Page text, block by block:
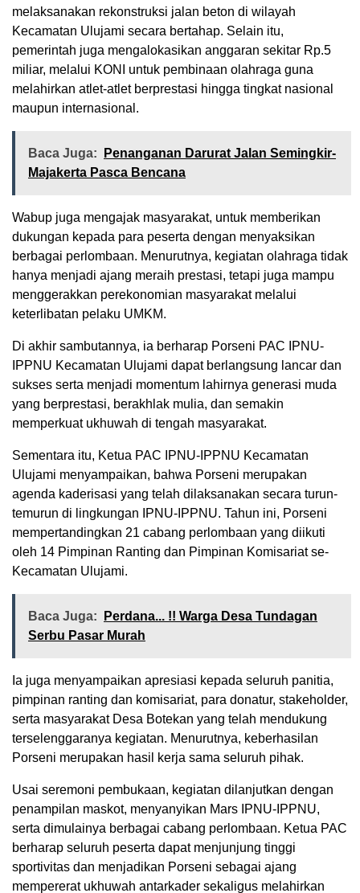
melaksanakan rekonstruksi jalan beton di wilayah
Kecamatan Ulujami secara bertahap. Selain itu,
pemerintah juga mengalokasikan anggaran sekitar Rp.5
miliar, melalui KONI untuk pembinaan olahraga guna
melahirkan atlet-atlet berprestasi hingga tingkat nasional
maupun internasional.
Baca Juga:
Penanganan Darurat Jalan Semingkir-
Majakerta Pasca Bencana
Wabup juga mengajak masyarakat, untuk memberikan
dukungan kepada para peserta dengan menyaksikan
berbagai perlombaan. Menurutnya, kegiatan olahraga tidak
hanya menjadi ajang meraih prestasi, tetapi juga mampu
menggerakkan perekonomian masyarakat melalui
keterlibatan pelaku UMKM.
Di akhir sambutannya, ia berharap Porseni PAC IPNU-
IPPNU Kecamatan Ulujami dapat berlangsung lancar dan
sukses serta menjadi momentum lahirnya generasi muda
yang berprestasi, berakhlak mulia, dan semakin
memperkuat ukhuwah di tengah masyarakat.
Sementara itu, Ketua PAC IPNU-IPPNU Kecamatan
Ulujami menyampaikan, bahwa Porseni merupakan
agenda kaderisasi yang telah dilaksanakan secara turun-
temurun di lingkungan IPNU-IPPNU. Tahun ini, Porseni
mempertandingkan 21 cabang perlombaan yang diikuti
oleh 14 Pimpinan Ranting dan Pimpinan Komisariat se-
Kecamatan Ulujami.
Baca Juga:
Perdana... !! Warga Desa Tundagan
Serbu Pasar Murah
Ia juga menyampaikan apresiasi kepada seluruh panitia,
pimpinan ranting dan komisariat, para donatur, stakeholder,
serta masyarakat Desa Botekan yang telah mendukung
terselenggaranya kegiatan. Menurutnya, keberhasilan
Porseni merupakan hasil kerja sama seluruh pihak.
Usai seremoni pembukaan, kegiatan dilanjutkan dengan
penampilan maskot, menyanyikan Mars IPNU-IPPNU,
serta dimulainya berbagai cabang perlombaan. Ketua PAC
berharap seluruh peserta dapat menjunjung tinggi
sportivitas dan menjadikan Porseni sebagai ajang
mempererat ukhuwah antarkader sekaligus melahirkan